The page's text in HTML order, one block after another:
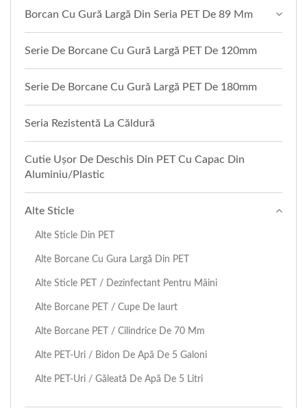
Borcan Cu Gură Largă Din Seria PET De 89 Mm
Serie De Borcane Cu Gură Largă PET De 120mm
Serie De Borcane Cu Gură Largă PET De 180mm
Seria Rezistentă La Căldură
Cutie Ușor De Deschis Din PET Cu Capac Din
Aluminiu/plastic
Alte Sticle
Alte Sticle Din PET
Alte Borcane Cu Gura Largă Din PET
Alte Sticle PET / Dezinfectant Pentru Mâini
Alte Borcane PET / Cupe De Iaurt
Alte Borcane PET / Cilindrice De 70 Mm
Alte PET-Uri / Bidon De Apă De 5 Galoni
Alte PET-Uri / Găleată De Apă De 5 Litri